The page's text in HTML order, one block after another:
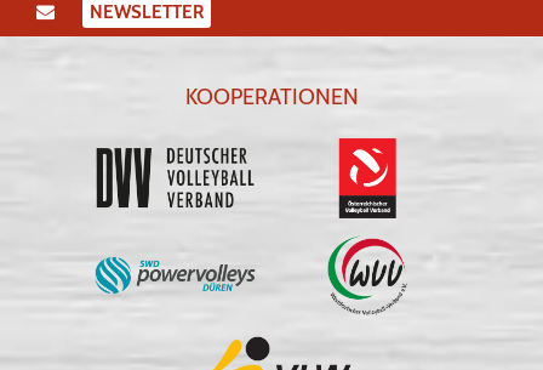
NEWSLETTER
KOOPERATIONEN